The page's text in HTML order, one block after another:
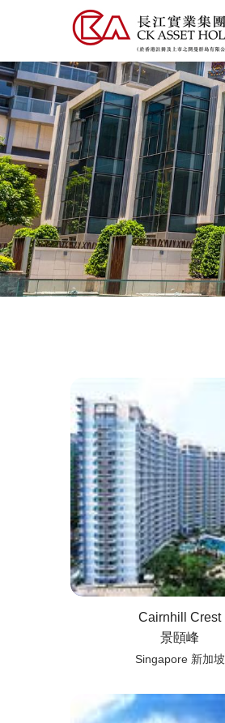
內
容
Cairnhill Crest
景頤峰
Singapore 新加坡